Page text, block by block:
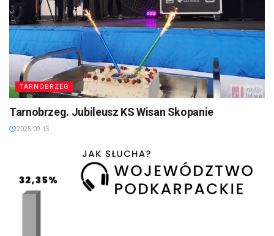
TARNOBRZEG
Tarnobrzeg. Jubileusz KS Wisan Skopanie
2025-09-15